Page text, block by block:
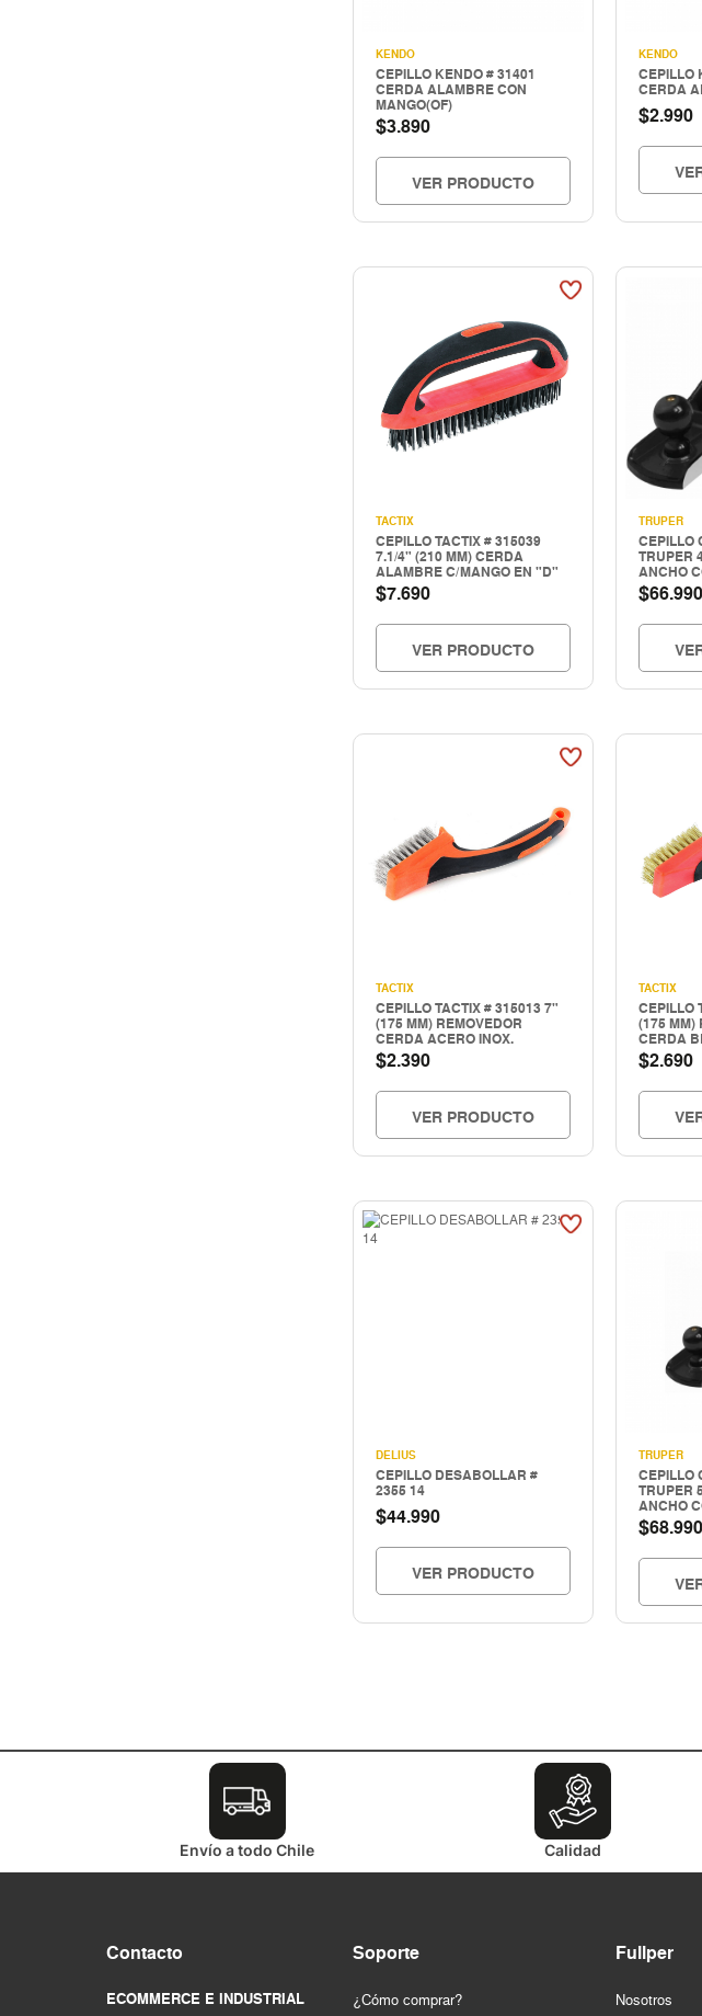
KENDO
CEPILLO KENDO # 31401
CERDA ALAMBRE CON
MANGO(OF)
$3.890
VER PRODUCTO
KENDO
CEPILLO
CERDA
$2.990
TACTIX
CEPILLO TACTIX # 315039
7.1/4" (210 MM) CERDA
ALAMBRE C/MANGO EN "D"
$7.690
VER PRODUCTO
TRUPER
CEPILLO
TRUPER
ANCHO
$66.990
TACTIX
CEPILLO TACTIX # 315013 7"
(175 MM) REMOVEDOR
CERDA ACERO INOX.
$2.390
VER PRODUCTO
TACTIX
CEPILLO
(175 MM)
CERDA
$2.690
DELIUS
CEPILLO DESABOLLAR #
2355 14
$44.990
VER PRODUCTO
TRUPER
CEPILLO
TRUPER
ANCHO
$68.990
Envío a todo Chile Calidad
Contacto
ECOMMERCE E INDUSTRIAL
Soporte
¿Cómo comprar?
Fullper
Nosotros